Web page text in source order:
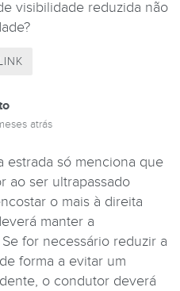
visibilidade reduzida não
atrás
estrada só menciona que
ao ser ultrapassado
o mais à direita
manter a
for necessário reduzir a
forma a evitar um
o condutor deverá